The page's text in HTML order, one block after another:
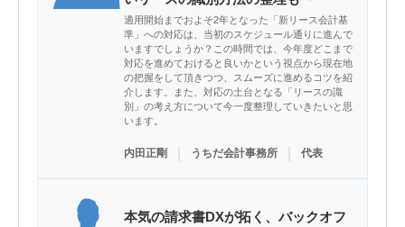
適用開始までおよそ2年となった「新リース会計基
準」への対応は、当初のスケジュール通りに進んで
いますでしょうか？この時間では、今年度どこまで
対応を進めておけると良いかという視点から現在地
の把握をして頂きつつ、スムーズに進めるコツを紹
介します。また、対応の土台となる「リースの識
別」の考え方について今一度整理していきたいと思
います。
内田正剛 うちだ会計事務所 代表
本気の請求書DXが拓く、バックオフ